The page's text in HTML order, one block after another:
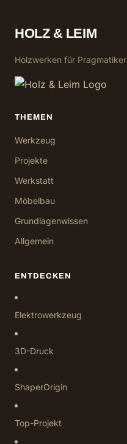
HOLZ & LEIM
Holzwerken für Pragmatiker
THEMEN
Werkzeug
Projekte
Werkstatt
Möbelbau
Grundlagenwissen
Allgemein
ENTDECKEN
Elektrowerkzeug
3D-Druck
ShaperOrigin
Top-Projekt